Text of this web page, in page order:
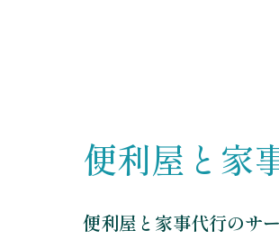
便利屋と家
便利屋と家事代行のサ